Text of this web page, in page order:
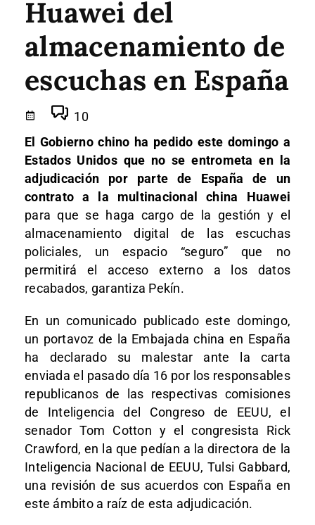
Huawei del
almacenamiento de
escuchas en España
10
El Gobierno chino ha pedido este domingo a
Estados Unidos que no se entrometa en la
adjudicación por parte de España de un
contrato a la multinacional china Huawei
para que se haga cargo de la gestión y el
almacenamiento digital de las escuchas
policiales, un espacio “seguro” que no
permitirá el acceso externo a los datos
recabados, garantiza Pekín.
En un comunicado publicado este domingo,
un portavoz de la Embajada china en España
ha declarado su malestar ante la carta
enviada el pasado día 16 por los responsables
republicanos de las respectivas comisiones
de Inteligencia del Congreso de EEUU, el
senador Tom Cotton y el congresista Rick
Crawford, en la que pedían a la directora de la
Inteligencia Nacional de EEUU, Tulsi Gabbard,
una revisión de sus acuerdos con España en
este ámbito a raíz de esta adjudicación.